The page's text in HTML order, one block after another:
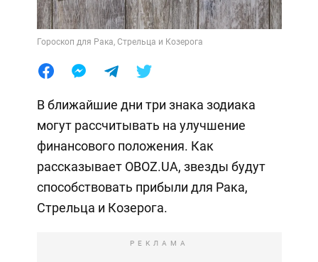
Гороскоп для Рака, Стрельца и Козерога
В ближайшие дни три знака зодиака
могут рассчитывать на улучшение
финансового положения. Как
рассказывает OBOZ.UA, звезды будут
способствовать прибыли для Рака,
Стрельца и Козерога.
РЕКЛАМА